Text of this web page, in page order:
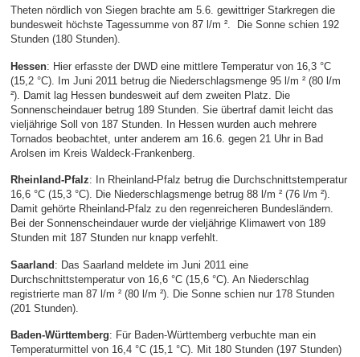
Theten nördlich von Siegen brachte am 5.6. gewittriger Starkregen die
bundesweit höchste Tagessumme von 87 l/m ². Die Sonne schien 192
Stunden (180 Stunden).
Hessen: Hier erfasste der DWD eine mittlere Temperatur von 16,3 °C
(15,2 °C). Im Juni 2011 betrug die Niederschlagsmenge 95 l/m ² (80 l/m
²). Damit lag Hessen bundesweit auf dem zweiten Platz. Die
Sonnenscheindauer betrug 189 Stunden. Sie übertraf damit leicht das
vieljährige Soll von 187 Stunden. In Hessen wurden auch mehrere
Tornados beobachtet, unter anderem am 16.6. gegen 21 Uhr in Bad
Arolsen im Kreis Waldeck-Frankenberg.
Rheinland-Pfalz: In Rheinland-Pfalz betrug die Durchschnittstemperatur
16,6 °C (15,3 °C). Die Niederschlagsmenge betrug 88 l/m ² (76 l/m ²).
Damit gehörte Rheinland-Pfalz zu den regenreicheren Bundesländern.
Bei der Sonnenscheindauer wurde der vieljährige Klimawert von 189
Stunden mit 187 Stunden nur knapp verfehlt.
Saarland : Das Saarland meldete im Juni 2011 eine
Durchschnittstemperatur von 16,6 °C (15,6 °C). An Niederschlag
registrierte man 87 l/m ² (80 l/m ²). Die Sonne schien nur 178 Stunden
(201 Stunden).
Baden-Württemberg: Für Baden-Württemberg verbuchte man ein
Temperaturmittel von 16,4 °C (15,1 °C). Mit 180 Stunden (197 Stunden)